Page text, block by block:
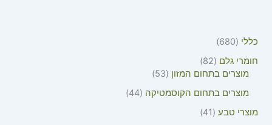
כללי
680
חומרי גלם
82
מוצרים בתחום המזון
53
מוצרים בתחום הקוסמטיקה 44
מוצרי טבע
41